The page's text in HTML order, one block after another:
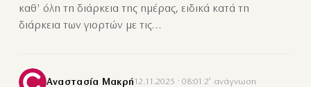
καθ' όλη τη διάρκεια της ημέρας, ειδικά κατά τη
διάρκεια των γιορτών με τις…
Αναστασία Μακρή12.11.2025 · 08:01 ·2′ ανάγνωση